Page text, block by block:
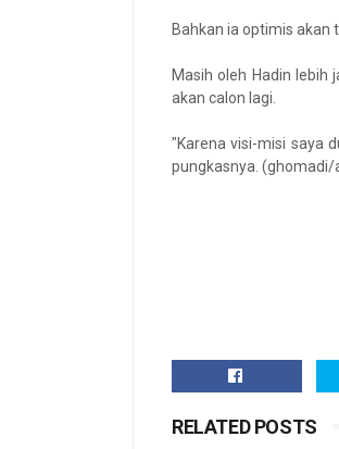
Bahkan ia optimis akan
Masih oleh Hadin lebih
akan calon lagi.
"Karena visi-misi saya
pungkasnya. (ghomadi/
RELATED POSTS